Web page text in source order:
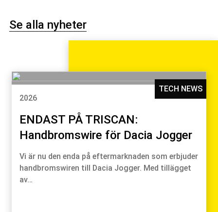
Se alla nyheter
TECH NEWS
2026
ENDAST PÅ TRISCAN:
Handbromswire för Dacia Jogger
Vi är nu den enda på eftermarknaden som erbjuder
handbromswiren till Dacia Jogger. Med tillägget
av…